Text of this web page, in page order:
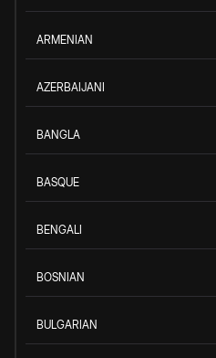
ARMENIAN
AZERBAIJANI
BANGLA
BASQUE
BENGALI
BOSNIAN
BULGARIAN